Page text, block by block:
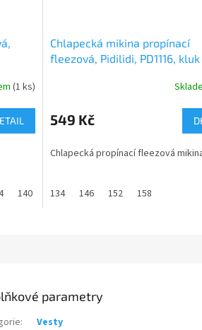
(1 ks)
140 146 152 158
Chlapecká mikina propínací
fleezová, Pidilidi, PD1116, kluk
549 Kč
Chlapecká propínací fleezová
134 146 152 158
parametry
:
Vesty